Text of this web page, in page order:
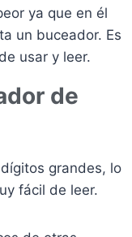
ya que en él
un buceador. Es
usar y leer.
de
grandes, lo
fácil de leer.